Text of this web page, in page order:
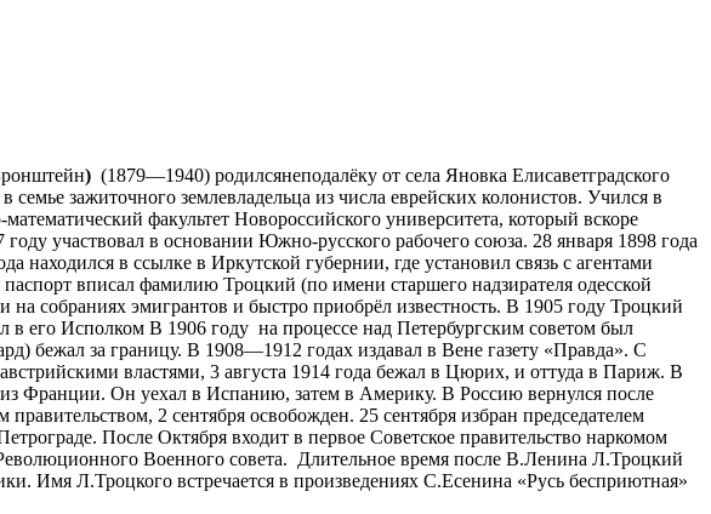
) (1879—1940) родилсянеподалёку от села Яновка Елисаветградского
семье зажиточного землевладельца из числа еврейских колонистов. Учился в
факультет Новороссийского университета, который вскоре
участвовал в основании Южно-русского рабочего союза. 28 января 1898 года
находился в ссылке в Иркутской губернии, где установил связь с агентами
вписал фамилию Троцкий (по имени старшего надзирателя одесской
собраниях эмигрантов и быстро приобрёл известность. В 1905 году Троцкий
в его Исполком В 1906 году на процессе над Петербургским советом был
бежал за границу. В 1908—1912 годах издавал в Вене газету «Правда». С
властями, 3 августа 1914 года бежал в Цюрих, и оттуда в Париж. В
Франции. Он уехал в Испанию, затем в Америку. В Россию вернулся после
2 сентября освобожден. 25 сентября избран председателем
После Октября входит в первое Советское правительство наркомом
Военного совета. Длительное время после В.Ленина Л.Троцкий
Имя Л.Троцкого встречается в произведениях С.Есенина «Русь бесприютная»